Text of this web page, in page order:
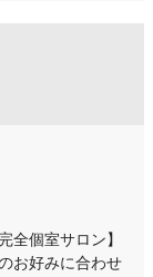
やかな立ち振
ニューには定
、指圧をはじ
プションもご用
ただけます。
される存在を
囲の目を気に
、至福の癒しを
全個室サロン】
お好みに合わせ